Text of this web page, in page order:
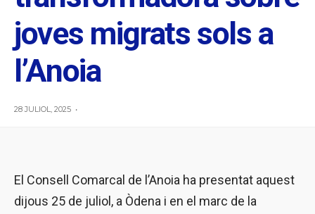
joves migrats sols a
l’Anoia
28 JULIOL, 2025 •
El Consell Comarcal de l’Anoia ha presentat aquest
dijous 25 de juliol, a Òdena i en el marc de la